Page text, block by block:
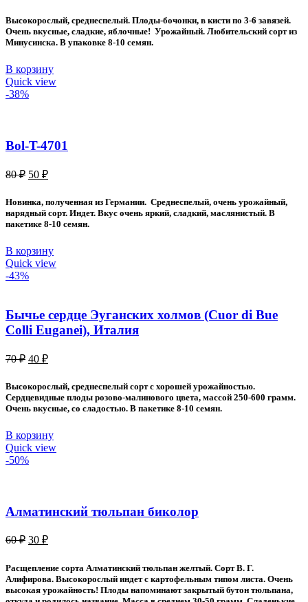
составляла
60 ₽.
30 ₽.
Высокорослый, среднеспелый. Плоды-бочонки, в кисти по 3-6 завязей.
Очень вкусные, сладкие, яблочные! Урожайный. Любительский сорт из
Минусинска. В упаковке 8-10 семян.
В корзину
Quick view
-38%
Bol-T-4701
80₽ Первоначальная
80 ₽.
50 ₽Текущая
50 ₽.
Новинка, полученная из Германии. Среднеспелый, очень урожайный,
нарядный сорт. Индет. Вкус очень яркий, сладкий, маслянистый. В
пакетике 8-10 семян.
В корзину
Quick view
-43%
Бычье сердце Эуганских холмов (Cuor di Bue
Colli Euganei), Италия
70₽ Первоначальная
составляла
70 ₽.
40 ₽Текущая
40 ₽.
Высокорослый, среднеспелый сорт с хорошей урожайностью.
Сердцевидные плоды розово-малинового цвета, массой 250-600 грамм.
Очень вкусные, со сладостью. В пакетике 8-10 семян.
В корзину
Quick view
-50%
Алматинский тюльпан биколор
60₽ Первоначальная
60 ₽.
30 ₽Текущая
30 ₽.
Расщепление сорта Алматинский тюльпан желтый. Сорт В. Г.
Алифирова. Высокорослый индет с картофельным типом листа. Очень
высокая урожайность! Плоды напоминают закрытый бутон тюльпана,